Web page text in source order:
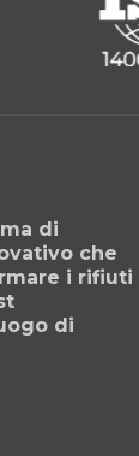
di
che
i rifiuti
di